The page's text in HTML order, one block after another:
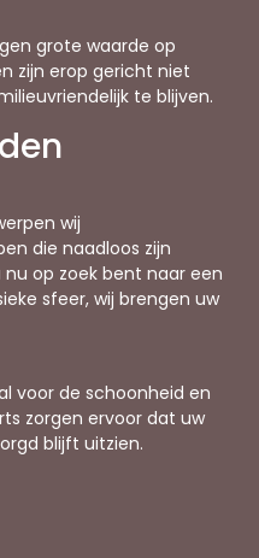
grote waarde op
zijn erop gericht niet
te blijven.
wij
die naadloos zijn
op zoek bent naar een
sfeer, wij brengen uw
voor de schoonheid en
zorgen ervoor dat uw
blijft uitzien.